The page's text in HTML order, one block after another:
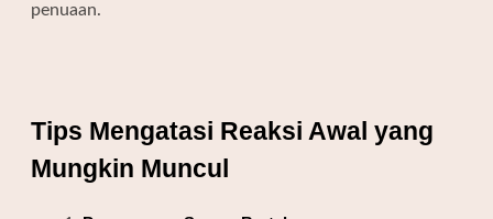
penuaan.
Tips Mengatasi Reaksi Awal yang
Mungkin Muncul